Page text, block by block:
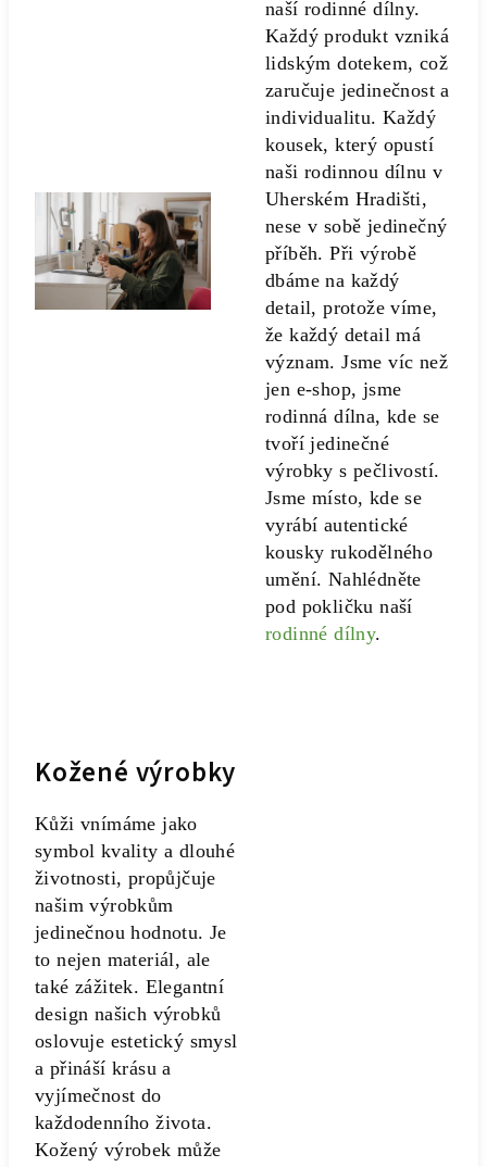
naší rodinné dílny.
Každý produkt vzniká
lidským dotekem, což
zaručuje jedinečnost a
individualitu. Každý
kousek, který opustí
naši rodinnou dílnu v
Uherském Hradišti,
nese v sobě jedinečný
příběh. Při výrobě
dbáme na každý
detail, protože víme,
že každý detail má
význam. Jsme víc než
jen e-shop, jsme
rodinná dílna, kde se
tvoří jedinečné
výrobky s pečlivostí.
Jsme místo, kde se
vyrábí autentické
kousky rukodělného
umění. Nahlédněte
pod pokličku naší
rodinné dílny.
Kožené výrobky
Kůži vnímáme jako
symbol kvality a dlouhé
životnosti, propůjčuje
našim výrobkům
jedinečnou hodnotu. Je
to nejen materiál, ale
také zážitek. Elegantní
design našich výrobků
oslovuje estetický smysl
a přináší krásu a
vyjímečnost do
každodenního života.
Kožený výrobek může